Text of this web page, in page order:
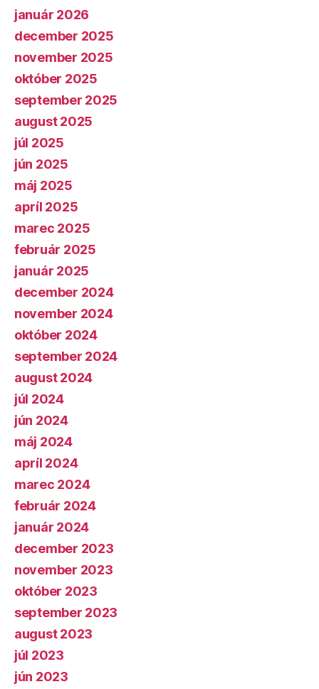
január 2026
december 2025
november 2025
október 2025
september 2025
august 2025
júl 2025
jún 2025
máj 2025
apríl 2025
marec 2025
február 2025
január 2025
december 2024
november 2024
október 2024
september 2024
august 2024
júl 2024
jún 2024
máj 2024
apríl 2024
marec 2024
február 2024
január 2024
december 2023
november 2023
október 2023
september 2023
august 2023
júl 2023
jún 2023